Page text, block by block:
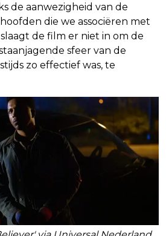
de aanwezigheid van de
die we associëren met
de film er niet in om de
sfeer van de
zo effectief was, te